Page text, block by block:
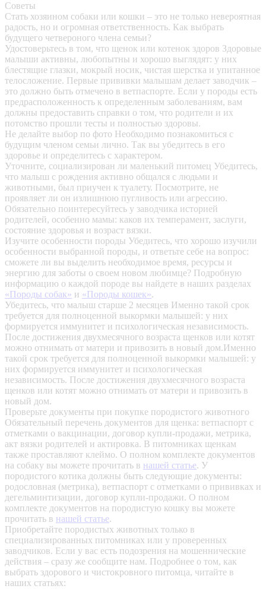
Советы
Стать хозяином собаки или кошки – это не только невероятная
радость, но и огромная ответственность. Как выбрать
будущего четвероного члена семьи?
Удостоверьтесь в том, что щенок или котенок здоров Здоровые
малыши активны, любопытны и хорошо выглядят: у них
блестящие глазки, мокрый носик, чистая шерстка и упитанное
телосложение. Первые прививки малышам делает заводчик –
это должно быть отмечено в ветпаспорте. Если у породы есть
предрасположенность к определенным заболеваниям, вам
должны предоставить справки о том, что родители и их
потомство прошли тесты и полностью здоровы.
Не делайте выбор по фото Необходимо познакомиться с
будущим членом семьи лично. Так вы убедитесь в его
здоровье и определитесь с характером.
Уточните, социализирован ли маленький питомец Убедитесь,
что малыш с рождения активно общался с людьми и
животными, был приучен к туалету. Посмотрите, не
проявляет ли он излишнюю пугливость или агрессию.
Обязательно поинтересуйтесь у заводчика историей
родителей, особенно мамы: каков их темперамент, заслуги,
состояние здоровья и возраст вязки.
Изучите особенности породы Убедитесь, что хорошо изучили
особенности выбранной породы, и ответьте себе на вопрос:
сможете ли вы выделить необходимое время, ресурсы и
энергию для заботы о своем новом любимце? Подробную
информацию о каждой породе вы найдете в наших разделах
«Породы собак» и «Породы кошек».
Убедитесь, что малыш старше 2 месяцев Именно такой срок
требуется для полноценной выкормки малышей: у них
формируется иммунитет и психологическая независимость.
После достижения двухмесячного возраста щенков или котят
можно отнимать от матери и привозить в новый дом.Именно
такой срок требуется для полноценной выкормки малышей: у
них формируется иммунитет и психологическая
независимость. После достижения двухмесячного возраста
щенков или котят можно отнимать от матери и привозить в
новый дом.
Проверьте документы при покупке породистого животного
Обязательный перечень документов для щенка: ветпаспорт с
отметками о вакцинации, договор купли-продажи, метрика,
акт вязки родителей и актировка. В питомниках щенкам
также проставляют клеймо. О полном комплекте документов
на собаку вы можете прочитать в нашей статье. У
породистого котика должны быть следующие документы:
родословная (метрика), ветпаспорт с отметками о прививках и
дегельминтизации, договор купли-продажи. О полном
комплекте документов на породистую кошку вы можете
прочитать в нашей статье.
Приобретайте породистых животных только в
специализированных питомниках или у проверенных
заводчиков. Если у вас есть подозрения на мошеннические
действия – сразу же сообщите нам. Подробнее о том, как
выбрать здорового и чистокровного питомца, читайте в
наших статьях: